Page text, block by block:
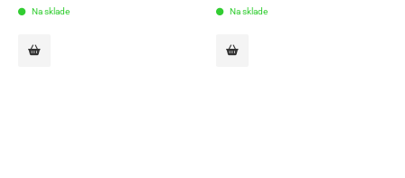
Na sklade Na sklade